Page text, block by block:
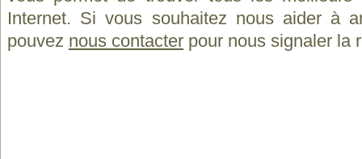
Internet. Si vous souhaitez nous aider à
pouvez nous contacter pour nous signaler la